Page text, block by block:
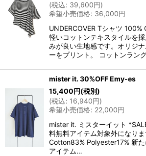
(税込: 39,600円)
希望小売価格: 36,000円
UNDERCOVER Tシャツ 100%
軽いコットンテキスタイルを
みが良い生地感です。オリジ
ーをプリント。 コットンラン
mister it. 30%OFF Emy-es
15,400円(税別)
(税込: 16,940円)
希望小売価格: 22,000円
mister it. ミスターイット
料無料アイテム対象外になり
Cotton83% Polyester17% 新
アイテム…